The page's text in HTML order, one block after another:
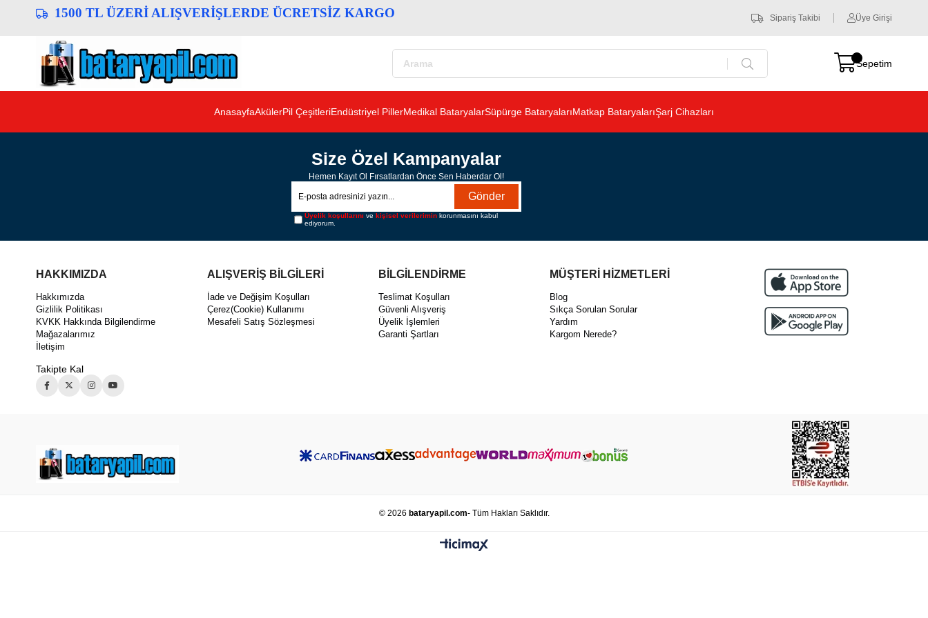
1500 TL ÜZERİ ALIŞVERİŞLERDE ÜCRETSİZ KARGO Sipariş Takibi Üye Girişi
Sepetim
AnasayfaAkülerPil ÇeşitleriEndüstriyel PillerMedikal BataryalarSüpürge BataryalarıMatkap BataryalarıŞarj Cihazları
Size Özel Kampanyalar
Hemen Kayıt Ol Fırsatlardan Önce Sen Haberdar Ol!
Gönder
Üyelik koşullarını vekişisel verilerimin korunmasını kabul
ediyorum.
HAKKIMIZDA
Hakkımızda
Gizlilik Politikası
KVKK Hakkında Bilgilendirme
Mağazalarımız
İletişim
Takipte Kal
ALIŞVERİŞ BİLGİLERİ
İade ve Değişim Koşulları
Çerez(Cookie) Kullanımı
Mesafeli Satış Sözleşmesi
BİLGİLENDİRME
Teslimat Koşulları
Güvenli Alışveriş
Üyelik İşlemleri
Garanti Şartları
MÜŞTERİ HİZMETLERİ
Blog
Sıkça Sorulan Sorular
Yardım
Kargom Nerede?
© 2026 bataryapil.com- Tüm Hakları Saklıdır.